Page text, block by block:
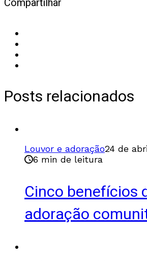
Posts relacionados
Louvor e adoração24 de
6 min de leitura
Cinco benefícios
adoração